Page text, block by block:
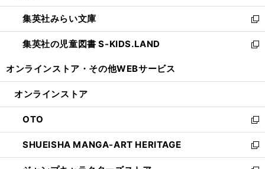
開
く
ウ
で
開
く
ン
ド
ウ
で
ウ
ィ
ン
ド
開
集英社みらい文庫
新
し
い
ン
ウ
で
開
く
集英社の児童図書 S-KIDS.LAND
新
ウ
ン
ド
ウ
で
開
オンラインストア・ その他WEBサービス
オンラインストア
OTO
新
し
い
ウ
SHUEISHA MANGA-ART HERITAGE
新
し